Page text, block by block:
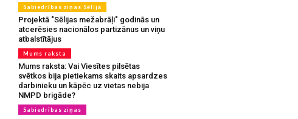
Sabiedrības ziņas Sēlijā
Projektā "Sēlijas mežabrāļi" godinās un
atcerēsies nacionālos partizānus un viņu
atbalstītājus
Mums raksta
Mums raksta: Vai Viesītes pilsētas
svētkos bija pietiekams skaits apsardzes
darbinieku un kāpēc uz vietas nebija
NMPD brigāde?
Sabiedrības ziņas